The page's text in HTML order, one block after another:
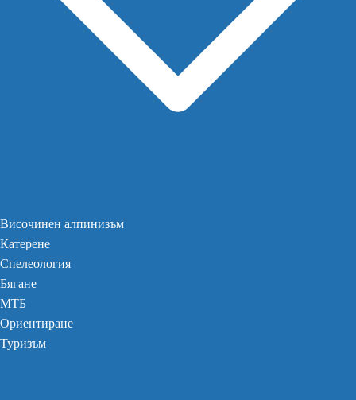
Височинен алпинизъм
Катерене
Спелеология
Бягане
МТБ
Ориентиране
Туризъм